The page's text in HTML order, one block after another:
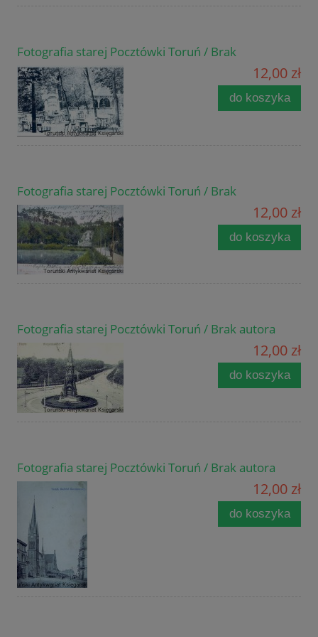
Fotografia starej Pocztówki Toruń / Brak
12,00 zł
do koszyka
Fotografia starej Pocztówki Toruń / Brak
12,00 zł
do koszyka
Fotografia starej Pocztówki Toruń / Brak autora
12,00 zł
do koszyka
Fotografia starej Pocztówki Toruń / Brak autora
12,00 zł
do koszyka